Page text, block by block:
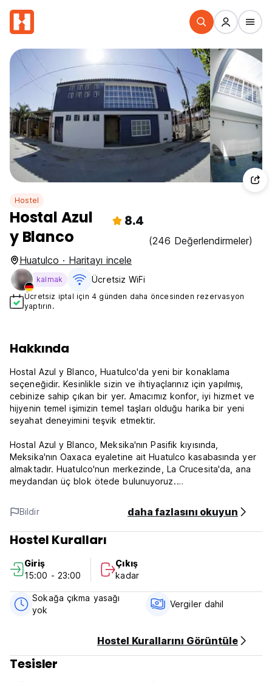
Hostel
Hostal Azul
y Blanco
8.4
(246 Değerlendirmeler)
Huatulco · Haritayı incele
kalmak Ücretsiz WiFi
Ücretsiz iptal için 4 günden daha öncesinden rezervasyon
yaptırın.
Hakkında
Hostal Azul y Blanco, Huatulco'da yeni bir konaklama
seçeneğidir. Kesinlikle sizin ve ihtiyaçlarınız için yapılmış,
cebinize sahip çıkan bir yer. Amacımız konfor, iyi hizmet ve
hijyenin temel işimizin temel taşları olduğu harika bir yeni
seyahat deneyimini teşvik etmektir.
Hostal Azul y Blanco, Meksika'nın Pasifik kıyısında,
Meksika'nın Oaxaca eyaletine ait Huatulco kasabasında yer
almaktadır. Huatulco'nun merkezinde, La Crucesita'da, ana
meydandan üç blok ötede bulunuyoruz.
Konaklama tesislerimiz geniş ve her ihtiyaca uygun olup, tüm
odalarımız özel banyolu, ortopedik yataklı ve WiFi
internetlidir.
15:00 - 00:00 saatleri arasında check-in yapın.
Saat 12:00'den önce çıkış yapın
İptal politikası: Varıştan 72 saat önce.
Kahvaltı dahil değildir.
Bildir daha fazlasını okuyun
Hostel Kuralları
Giriş
15:00 - 23:00
Çıkış
kadar
Sokağa çıkma yasağı
yok
Vergiler dahil
Hostel Kurallarını Görüntüle
Tesisler